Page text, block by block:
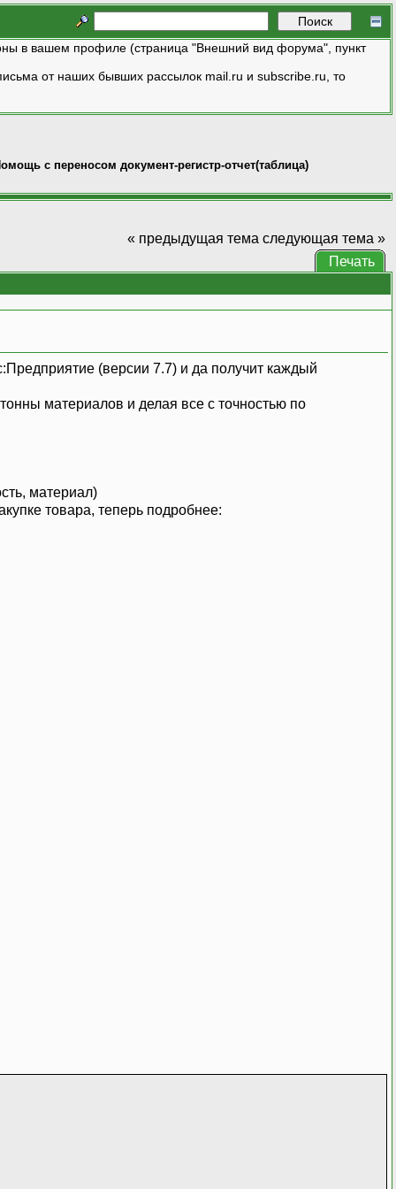
в вашем профиле (страница "Внешний вид форума", пункт
от наших бывших рассылок mail.ru и subscribe.ru, то
с переносом документ-регистр-отчет(таблица)
« предыдущая тема следующая тема »
Печать
(версии 7.7) и да получит каждый
материалов и делая все с точностью по
материал)
товара, теперь подробнее: